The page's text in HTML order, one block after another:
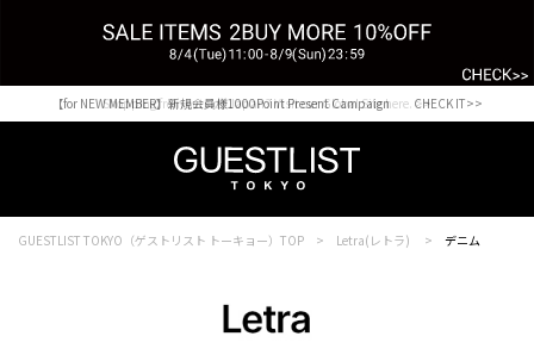
Shopping from outside Japan? Visit our Global Site here. >>
【for NEW MEMBER】新規会員様1000Point Present Campaign CHECK IT>>
GUESTLIST TOKYO（ゲストリスト トーキョー）TOP Letra(レトラ) デニム